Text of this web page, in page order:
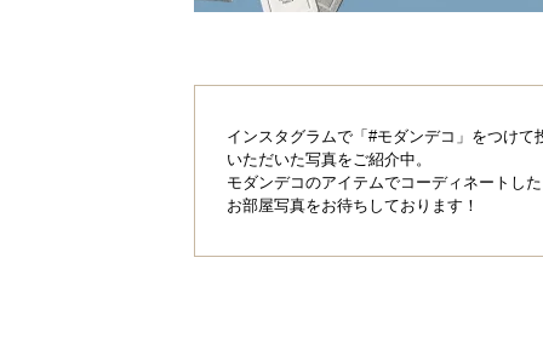
インスタグラムで「#モダンデコ」をつけて
いただいた写真をご紹介中。
モダンデコのアイテムでコーディネートし
お部屋写真をお待ちしております！